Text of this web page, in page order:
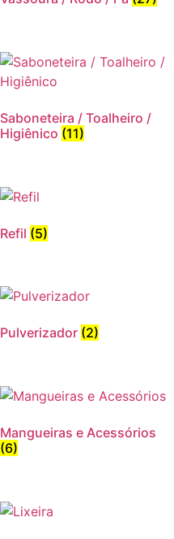
Saboneteira / Toalheiro /
Higiênico (11)
Refil (5)
Pulverizador (2)
Mangueiras e Acessórios
(6)